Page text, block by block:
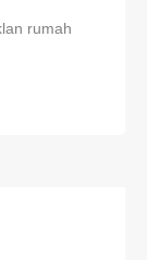
rumah